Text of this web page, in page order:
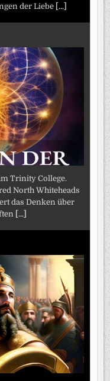
der Liebe [...]
Trinity College.
North Whiteheads
das Denken über
[...]